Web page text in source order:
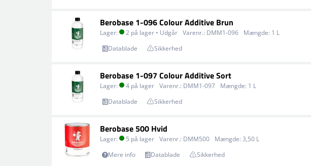
Berobase 1-096 Colour Additive Brun
Lager: 2 på lager • Udgår Varenr.: DMM1-096 Mængde: 1 L
Datablade
Sikkerhed
Berobase 1-097 Colour Additive Sort
Lager: 4 på lager Varenr.: DMM1-097 Mængde: 1 L
Datablade
Sikkerhed
Berobase 500 Hvid
Lager: 5 på lager Varenr.: DMM500 Mængde: 3,50 L
Mere info
Datablade Sikkerhed